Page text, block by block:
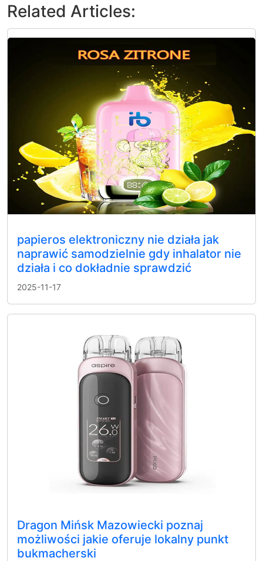
Related Articles:
papieros elektroniczny nie działa jak
naprawić samodzielnie gdy inhalator nie
działa i co dokładnie sprawdzić
2025-11-17
Dragon Mińsk Mazowiecki poznaj
możliwości jakie oferuje lokalny punkt
bukmacherski